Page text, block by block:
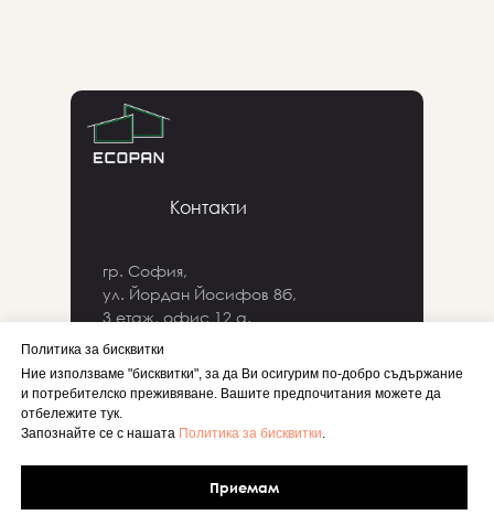
Политика за бисквитки
Ние използваме "бисквитки", за да Ви осигурим по-добро съдържание
и потребителско преживяване. Вашите предпочитания можете да
отбележите тук.
Запознайте се с нашата Политика за бисквитки.
Приемам
Контакти
гр. София,
ул. Йордан Йосифов 8б,
3 етаж, офис 12 a.
e-mail: project@ecopan.bg
+359889185690